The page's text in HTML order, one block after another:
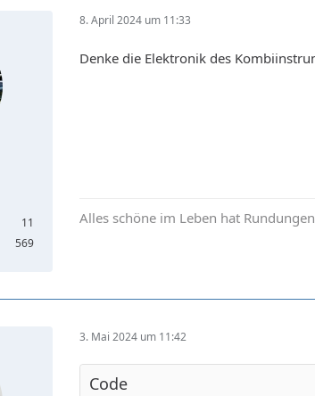
11
569
8. April 2024 um 11:33
Denke die Elektronik des
Alles schöne im Leben hat
3. Mai 2024 um 11:42
Code